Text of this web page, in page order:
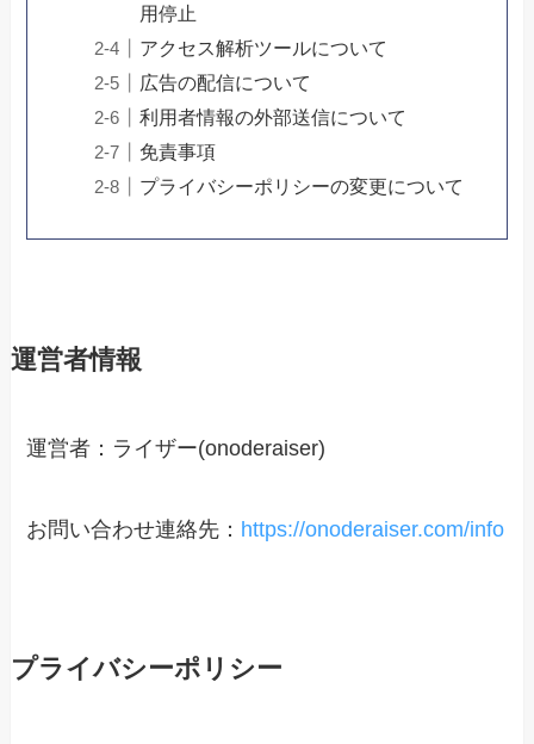
用停止
アクセス解析ツールについて
広告の配信について
利用者情報の外部送信について
免責事項
プライバシーポリシーの変更について
運営者情報
運営者：ライザー(onoderaiser)
お問い合わせ連絡先： https://onoderaiser.com/info
プライバシーポリシー